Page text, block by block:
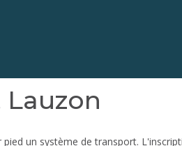
pied un système de transport.